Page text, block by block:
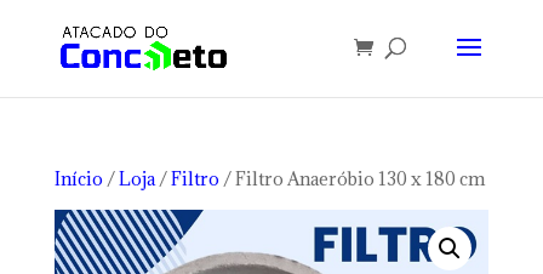
Início /Loja/Filtro / Filtro Anaeróbio 130 x 180 cm